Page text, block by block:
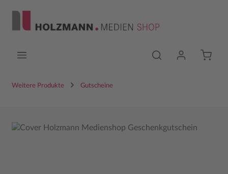
Weitere Produkte Gutscheine
Bildergalerie überspringen